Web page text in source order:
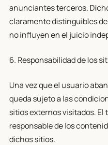
anunciantes terceros.
claramente distinguibles
no influyen en el juicio
6. Responsabilidad de los
Una vez que el usuario
queda sujeto a las
sitios externos visitados. El
responsable de los
dichos sitios.